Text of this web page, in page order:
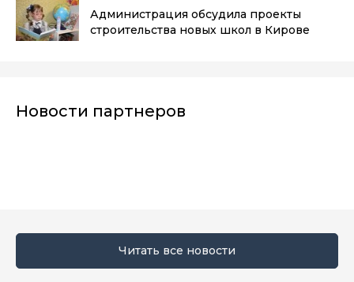
Администрация обсудила проекты
строительства новых школ в Кирове
Новости партнеров
Читать все новости